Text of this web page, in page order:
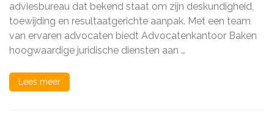
adviesbureau dat bekend staat om zijn deskundigheid,
toewijding en resultaatgerichte aanpak. Met een team
van ervaren advocaten biedt Advocatenkantoor Baken
hoogwaardige juridische diensten aan …
Lees meer